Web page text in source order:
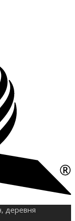
деревня